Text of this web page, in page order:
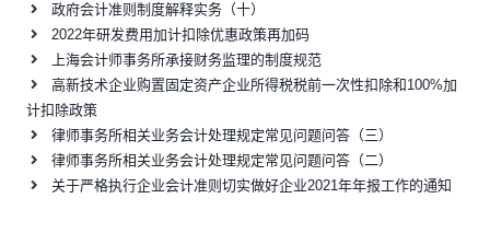
政府会计准则制度解释实务（十）
2022年研发费用加计扣除优惠政策再加码
上海会计师事务所承接财务监理的制度规范
高新技术企业购置固定资产企业所得税税前一次性扣除和100%加
计扣除政策
律师事务所相关业务会计处理规定常见问题问答（三）
律师事务所相关业务会计处理规定常见问题问答（二）
关于严格执行企业会计准则切实做好企业2021年年报工作的通知